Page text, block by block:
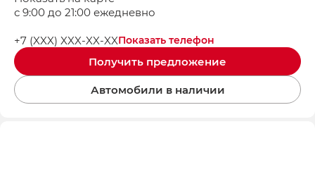
с 9:00 до 21:00 ежедневно
Показать телефон
+7 (XXX) XXX-XX-XX
Получить предложение
Автомобили в наличии